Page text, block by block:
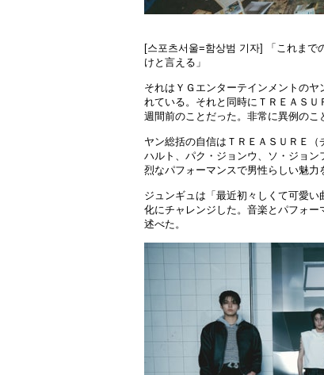
[스포츠서울=함상범 기자] 「これまで
けと言える」
それはＹＧエンターテインメントの
れている。それと同時にＴＲＥＡＳ
週間前のことだった。非常に異例のこ
ヤン総括の自信はＴＲＥＡＳＵＲＥ（
ハルト、パク・ジョンウ、ソ・ジョ
烈なパフォーマンスで男性らしい魅力
ジュンギュは「最近初々しくて可愛
化にチャレンジした。音楽とパフォ
述べた。